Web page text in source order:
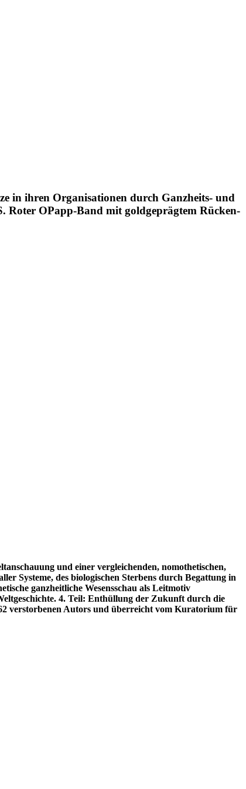
in ihren Organisationen durch Ganzheits- und
Roter OPapp-Band mit goldgeprägtem Rücken-
und einer vergleichenden, nomothetischen,
Systeme, des biologischen Sterbens durch Begattung in
ganzheitliche Wesensschau als Leitmotiv
4. Teil: Enthüllung der Zukunft durch die
verstorbenen Autors und überreicht vom Kuratorium für